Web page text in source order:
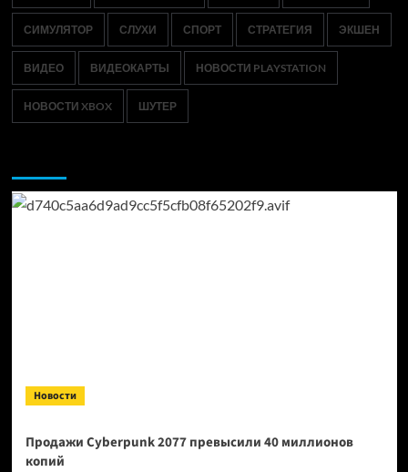
СИМУЛЯТОР СЛУХИ СПОРТ СТРАТЕГИЯ ЭКШЕН
ВИДЕО ВИДЕОКАРТЫ НОВОСТИ PLAYSTATION
НОВОСТИ XBOX ШУТЕР
Новости
Продажи Cyberpunk 2077 превысили 40 миллионов
копий